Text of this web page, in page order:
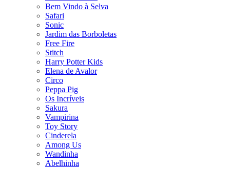
Bem Vindo à Selva
Safari
Sonic
Jardim das Borboletas
Free Fire
Stitch
Harry Potter Kids
Elena de Avalor
Circo
Peppa Pig
Os Incríveis
Sakura
Vampirina
Toy Story
Cinderela
Among Us
Wandinha
Abelhinha